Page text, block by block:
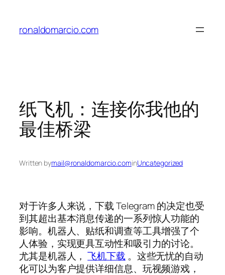
content
ronaldomarcio.com
纸飞机：连接你我他的
最佳桥梁
Written bymail@ronaldomarcio.cominUncategorized
对于许多人来说，下载 Telegram 的决定也受
到其超出基本消息传递的一系列惊人功能的
影响。机器人、贴纸和调查等工具增强了个
人体验，实现更具互动性和吸引力的讨论。
尤其是机器人，飞机下载 。这些无忧的自动
化可以为客户提供详细信息、玩视频游戏，